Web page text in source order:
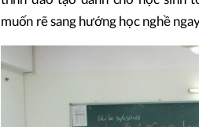
muốn rẽ sang hướng học nghề